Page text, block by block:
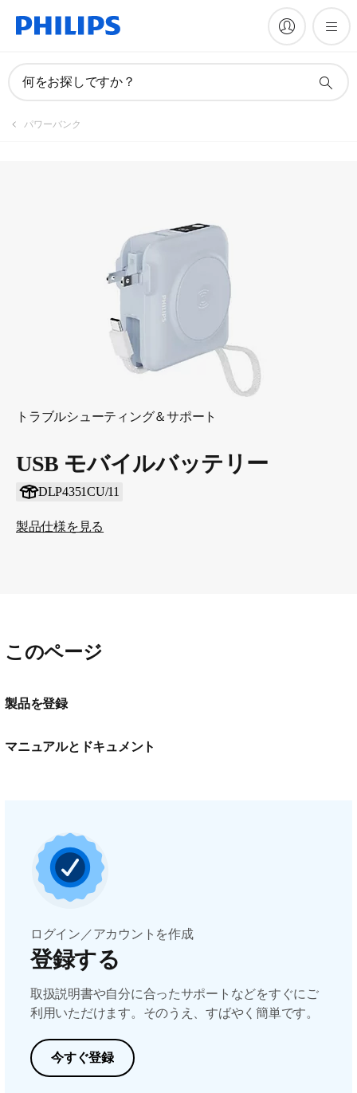
何をお探しですか？
パワーバンク
トラブルシューティング＆サポート
USB モバイルバッテリー
DLP4351CU/11
製品仕様を見る
このページ
製品を登録
マニュアルとドキュメント
ログイン／アカウントを作成
登録する
取扱説明書や自分に合ったサポートなどをすぐにご
利用いただけます。そのうえ、すばやく簡単です。
今すぐ登録